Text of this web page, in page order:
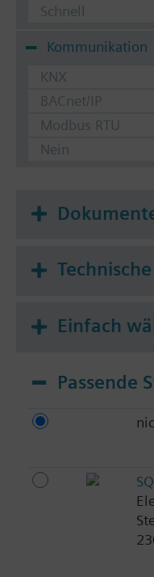
Schnell
Kommunikation
KNX
BACnet/IP
Modbus RTU
Nein
Einfach
Passende